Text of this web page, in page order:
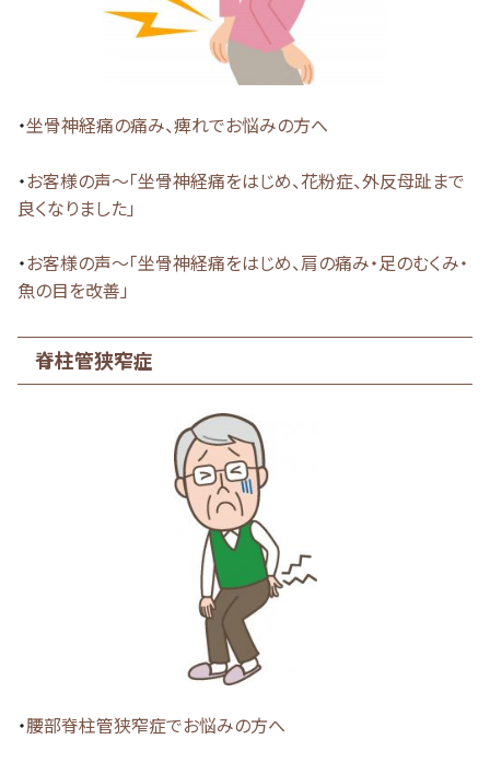
・坐骨神経痛の痛み、痺れでお悩みの方へ
・お客様の声～「坐骨神経痛をはじめ、花粉症、外反母趾まで
良くなりました」
・お客様の声～「坐骨神経痛をはじめ、肩の痛み・足のむくみ・
魚の目を改善」
脊柱管狭窄症
・腰部脊柱管狭窄症でお悩みの方へ